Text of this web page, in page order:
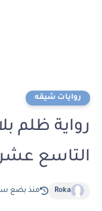
روايات شيقه
رواية ظلم
التاسع عشر 19 بقلم
Roka منذ بضع